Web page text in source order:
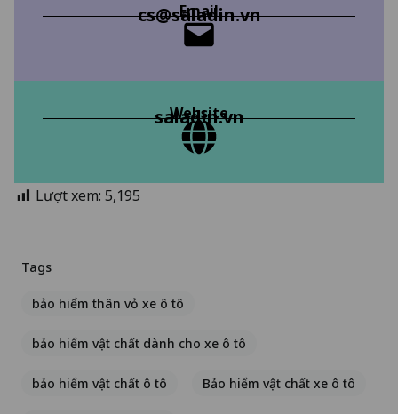
Email
cs@saladin.vn
Website
saladin.vn
Lượt xem: 5,195
Tags
bảo hiểm thân vỏ xe ô tô
bảo hiểm vật chất dành cho xe ô tô
bảo hiểm vật chất ô tô Bảo hiểm vật chất xe ô tô